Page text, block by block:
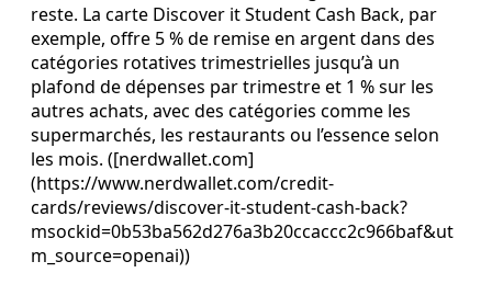
reste. La carte Discover it Student Cash Back, par
exemple, offre 5 % de remise en argent dans des
catégories rotatives trimestrielles jusqu’à un
plafond de dépenses par trimestre et 1 % sur les
autres achats, avec des catégories comme les
supermarchés, les restaurants ou l’essence selon
les mois. ([nerdwallet.com]
(https://www.nerdwallet.com/credit-
cards/reviews/discover-it-student-cash-back?
msockid=0b53ba562d276a3b20ccaccc2c966baf&ut
m_source=openai))